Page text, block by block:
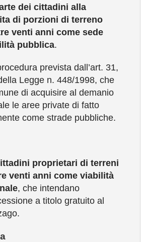
dei cittadini alla
di porzioni di terreno
venti anni come sede
pubblica.
prevista dall’art. 31,
Legge n. 448/1998, che
di acquisire al demanio
le aree private di fatto
come strade pubbliche.
proprietari di terreni
venti anni come viabilità
, che intendano
a titolo gratuito al